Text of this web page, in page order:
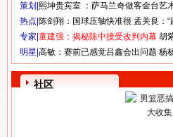
策划| 熙坤贵宾室 ：萨马兰奇做客金台艺
热点| 陈剑翔：国球压轴快准很 孟关良：“
专家| 童建强：揭秘陈中接受改判内幕 胡
明星| 高敏：赛前已感觉吕鑫会出问题 杨
社区